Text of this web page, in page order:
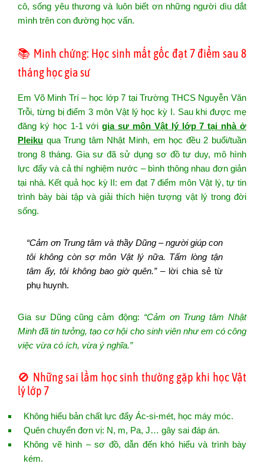
cô, sống yêu thương và luôn biết ơn những người dìu dắt
mình trên con đường học vấn.
📚 Minh chứng: Học sinh mất gốc đạt 7 điểm sau 8
tháng học gia sư
Em Võ Minh Trí – học lớp 7 tại Trường THCS Nguyễn Văn
Trỗi, từng bị điểm 3 môn Vật lý học kỳ I. Sau khi được mẹ
đăng ký học 1-1 vớigia sư môn Vật lý lớp 7 tại nhà ở
Pleiku qua Trung tâm Nhật Minh, em học đều 2 buổi/tuần
trong 8 tháng. Gia sư đã sử dụng sơ đồ tư duy, mô hình
lực đẩy và cả thí nghiệm nước – bình thông nhau đơn giản
tại nhà. Kết quả học kỳ II: em đạt 7 điểm môn Vật lý, tự tin
trình bày bài tập và giải thích hiện tượng vật lý trong đời
sống.
“Cảm ơn Trung tâm và thầy Dũng – người giúp con
tôi không còn sợ môn Vật lý nữa. Tấm lòng tận
tâm ấy, tôi không bao giờ quên.”– lời chia sẻ từ
phụ huynh.
Gia sư Dũng cũng cảm động: “Cảm ơn Trung tâm Nhật
Minh đã tin tưởng, tạo cơ hội cho sinh viên như em có công
việc vừa có ích, vừa ý nghĩa.”
🚫 Những sai lầm học sinh thường gặp khi học Vật
lý lớp 7
Không hiểu bản chất lực đẩy Ác-si-mét, học máy móc.
Quên chuyển đơn vị: N, m, Pa, J… gây sai đáp án.
Không vẽ hình – sơ đồ, dẫn đến khó hiểu và trình bày
kém.